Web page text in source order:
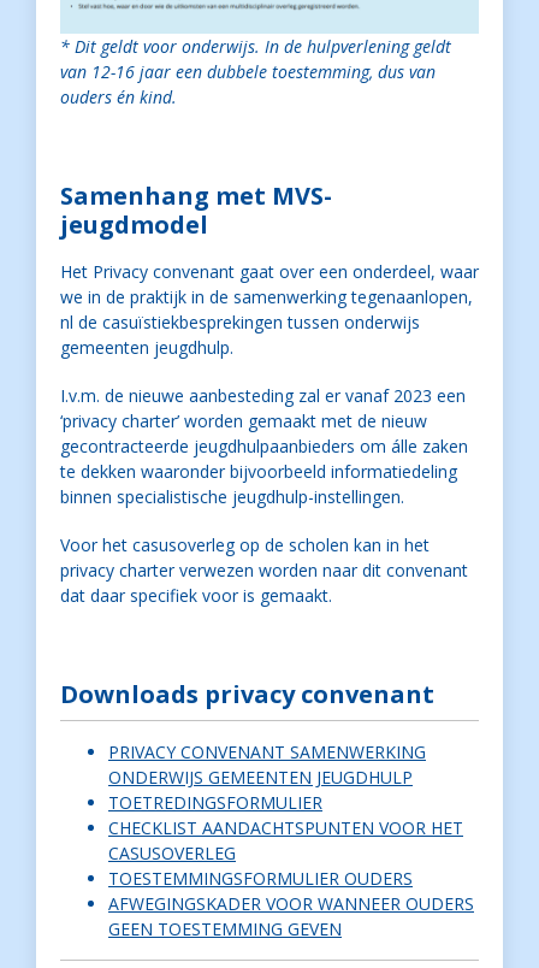
* Dit geldt voor onderwijs. In de hulpverlening geldt
van 12-16 jaar een dubbele toestemming, dus van
ouders én kind.
Samenhang met MVS-
jeugdmodel
Het Privacy convenant gaat over een onderdeel, waar
we in de praktijk in de samenwerking tegenaanlopen,
nl de casuïstiekbesprekingen tussen onderwijs
gemeenten jeugdhulp.
I.v.m. de nieuwe aanbesteding zal er vanaf 2023 een
‘privacy charter’ worden gemaakt met de nieuw
gecontracteerde jeugdhulpaanbieders om álle zaken
te dekken waaronder bijvoorbeeld informatiedeling
binnen specialistische jeugdhulp-instellingen.
Voor het casusoverleg op de scholen kan in het
privacy charter verwezen worden naar dit convenant
dat daar specifiek voor is gemaakt.
Downloads privacy convenant
PRIVACY CONVENANT SAMENWERKING
ONDERWIJS GEMEENTEN JEUGDHULP
TOETREDINGSFORMULIER
CHECKLIST AANDACHTSPUNTEN VOOR HET
CASUSOVERLEG
TOESTEMMINGSFORMULIER OUDERS
AFWEGINGSKADER VOOR WANNEER OUDERS
GEEN TOESTEMMING GEVEN